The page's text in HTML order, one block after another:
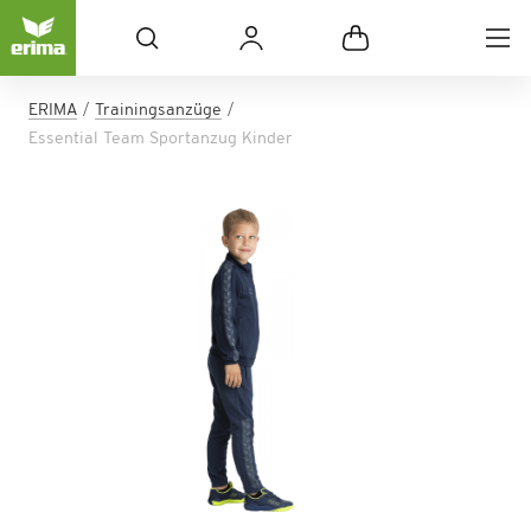
ERIMA
Trainingsanzüge
Essential Team Sportanzug Kinder